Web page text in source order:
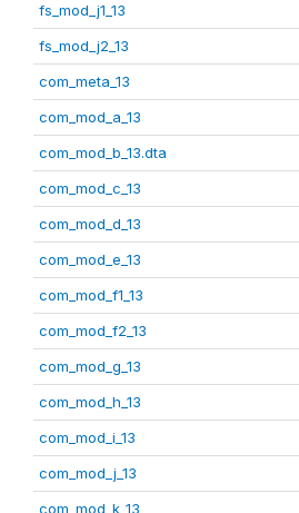
fs_mod_j1_13
fs_mod_j2_13
com_meta_13
com_mod_a_13
com_mod_b_13.dta
com_mod_c_13
com_mod_d_13
com_mod_e_13
com_mod_f1_13
com_mod_f2_13
com_mod_g_13
com_mod_h_13
com_mod_i_13
com_mod_j_13
com_mod_k_13